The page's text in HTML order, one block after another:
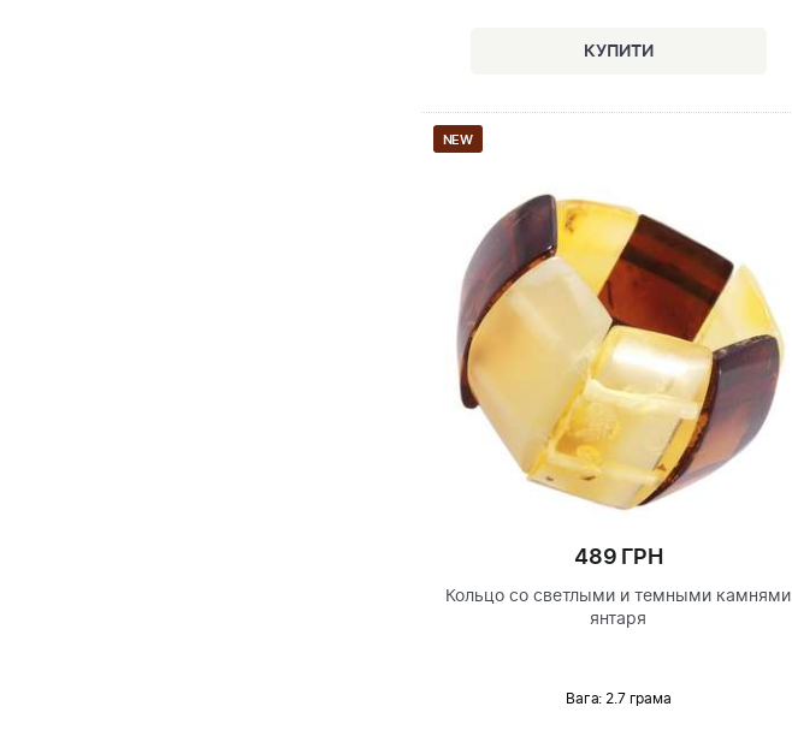
NEW
489 ГРН
Кольцо со светлыми и темными камнями
янтаря
Вага: 2.7 грама